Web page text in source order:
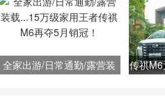
全家出游/日常通勤/露营装
传祺